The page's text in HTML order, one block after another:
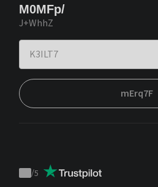
M0MFp/
J+WhhZ
mErq7F
Trustpilot
/5